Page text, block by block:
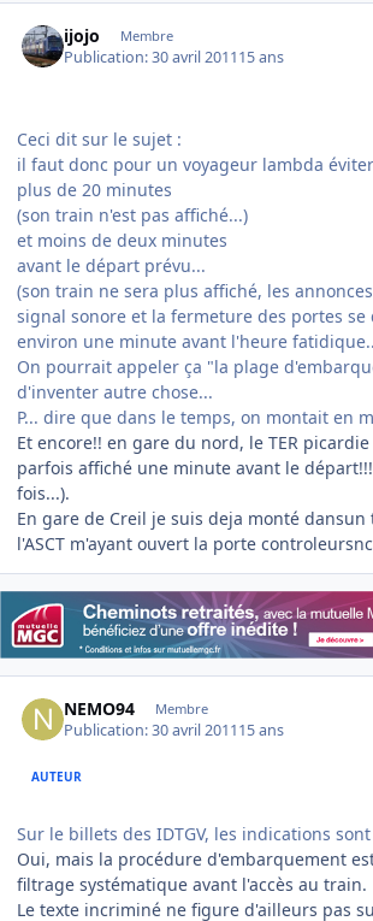
ijojo Membre
Publication:30 avril 201115 ans
Ceci dit sur le sujet :
il faut donc pour un voyageur lambda
plus de 20 minutes
(son train n'est pas affiché...)
et moins de deux minutes
avant le départ prévu...
(son train ne sera plus affiché, les
signal sonore et la fermeture des portes se
environ une minute avant l'heure
On pourrait appeler ça "la plage
d'inventer autre chose...
P... dire que dans le temps, on montait en
Et encore!! en gare du nord, le TER
parfois affiché une minute avant le
fois...).
En gare de Creil je suis deja monté
l'ASCT m'ayant ouvert la porte
NEMO94 Membre
Publication:30 avril 201115 ans
AUTEUR
Sur le billets des IDTGV, les indications
Oui, mais la procédure d'embarquement
filtrage systématique avant l'accès au train.
Le texte incriminé ne figure d'ailleurs pas